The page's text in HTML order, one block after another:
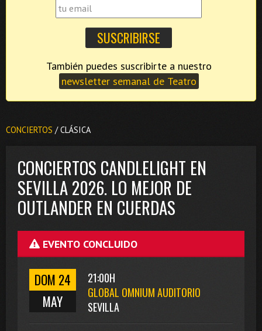
newsletter semanal de Teatro
CONCIERTOS / CLÁSICA
CONCIERTOS CANDLELIGHT EN
SEVILLA 2026. LO MEJOR DE
OUTLANDER EN CUERDAS
EVENTO CONCLUIDO
DOM 24
MAY
21:00H
GLOBAL OMNIUM AUDITORIO
SEVILLA